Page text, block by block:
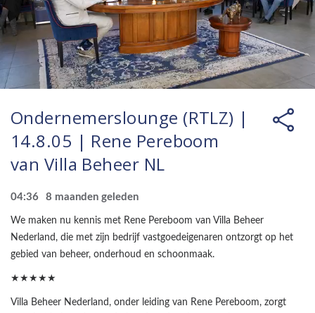
Ondernemerslounge (RTLZ) |
14.8.05 | Rene Pereboom
van Villa Beheer NL
04:36 8 maanden geleden
We maken nu kennis met Rene Pereboom van Villa Beheer
Nederland, die met zijn bedrijf vastgoedeigenaren ontzorgt op het
gebied van beheer, onderhoud en schoonmaak.
★★★★★
Villa Beheer Nederland, onder leiding van Rene Pereboom, zorgt